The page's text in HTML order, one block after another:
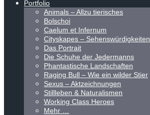
Portfolio
Animals – Allzu tierisches
Bolschoi
Caelum et Infernum
Cityskapes – Sehenswürdigkeiten
Das Portrait
Die Schuhe der Jedermanns
Phantastische Landschaften
Raging Bull – Wie ein wilder Stier
Sexus – Aktzeichnungen
Stillleben & Naturalismen
Working Class Heroes
Mehr …